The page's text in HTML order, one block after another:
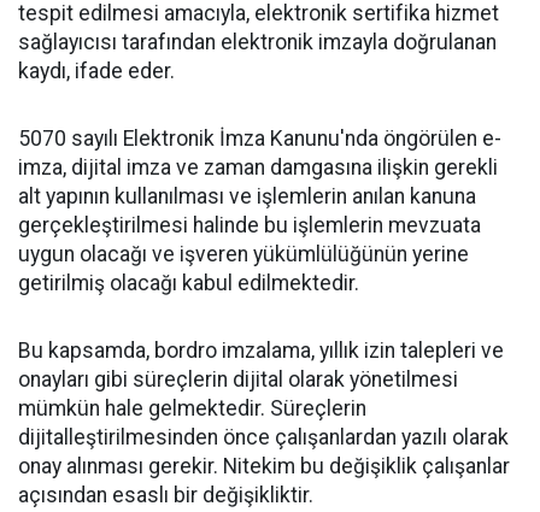
tespit edilmesi amacıyla, elektronik sertifika hizmet
sağlayıcısı tarafından elektronik imzayla doğrulanan
kaydı, ifade eder.
5070 sayılı Elektronik İmza Kanunu'nda öngörülen e-
imza, dijital imza ve zaman damgasına ilişkin gerekli
alt yapının kullanılması ve işlemlerin anılan kanuna
gerçekleştirilmesi halinde bu işlemlerin mevzuata
uygun olacağı ve işveren yükümlülüğünün yerine
getirilmiş olacağı kabul edilmektedir.
Bu kapsamda, bordro imzalama, yıllık izin talepleri ve
onayları gibi süreçlerin dijital olarak yönetilmesi
mümkün hale gelmektedir. Süreçlerin
dijitalleştirilmesinden önce çalışanlardan yazılı olarak
onay alınması gerekir. Nitekim bu değişiklik çalışanlar
açısından esaslı bir değişikliktir.